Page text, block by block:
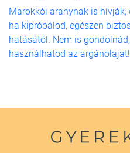
Marokkói aranynak is
ha kipróbálod, egészen
hatásától. Nem is
használhatod az argánolajat!